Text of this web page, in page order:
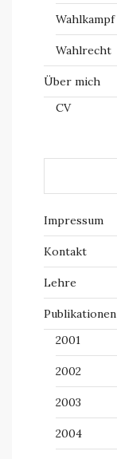
Wahlkampf
Wahlrecht
Über mich
CV
Impressum
Kontakt
Lehre
Publikationen
2001
2002
2003
2004